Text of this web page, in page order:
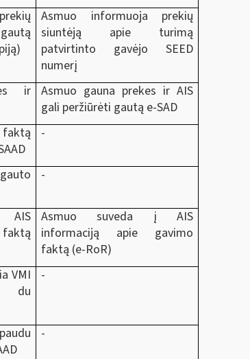
Asmuo informuoja prekių
siuntėją apie turimą
patvirtinto gavėjo SEED
numerį
ir
Asmuo gauna prekes ir AIS
gali peržiūrėti gautą e-SAD
-
-
faktą
Asmuo suveda į AIS
informaciją apie gavimo
faktą (e-RoR)
VMI
du
-
-